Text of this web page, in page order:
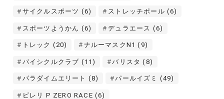
サイクルスポーツ (6) ストレッチポール (6)
スポーツようかん (6) デュラエース (6)
トレック (20) ナルーマスクN1 (9)
バイシクルクラブ (11) バリスタ (8)
パラダイムエリート (8) パールイズミ (49)
ピレリ P ZERO RACE (6)